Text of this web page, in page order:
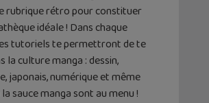
rubrique rétro pour constituer
idéale ! Dans chaque
tutoriels te permettront de te
la culture manga : dessin,
japonais, numérique et même
sauce manga sont au menu !